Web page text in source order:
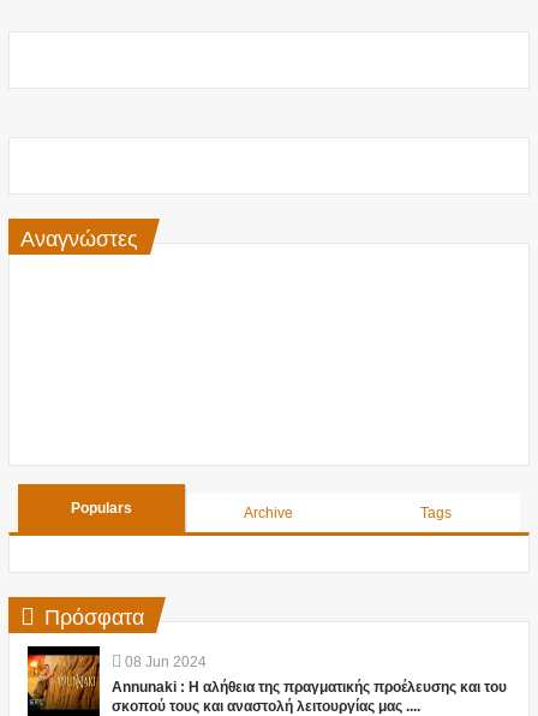
Αναγνώστες
Populars Archive Tags
Πρόσφατα
08 Jun 2024
Annunaki : Η αλήθεια της πραγματικής προέλευσης και του
σκοπού τους και αναστολή λειτουργίας μας ....